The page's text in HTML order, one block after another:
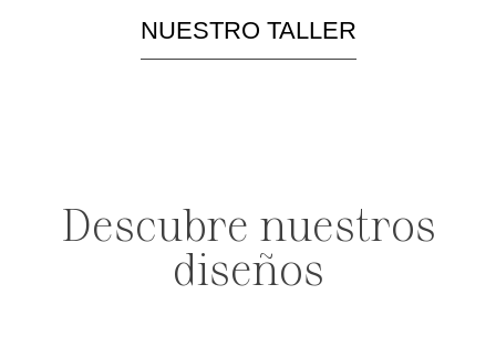
NUESTRO TALLER
Descubre nuestros
diseños